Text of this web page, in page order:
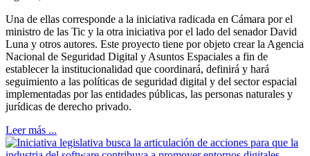
Una de ellas corresponde a la iniciativa radicada en Cámara por el
ministro de las Tic y la otra iniciativa por el lado del senador David
Luna y otros autores. Este proyecto tiene por objeto crear la Agencia
Nacional de Seguridad Digital y Asuntos Espaciales a fin de
establecer la institucionalidad que coordinará, definirá y hará
seguimiento a las políticas de seguridad digital y del sector espacial
implementadas por las entidades públicas, las personas naturales y
jurídicas de derecho privado.
Leer más ...